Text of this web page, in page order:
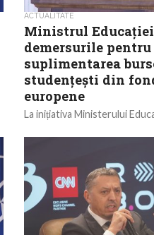
ACTUALITATE
Ministrul
demersurile pentru
suplimentarea
studențești din
europene
La inițiativa Ministerului
Investițiilor și Proiectelor